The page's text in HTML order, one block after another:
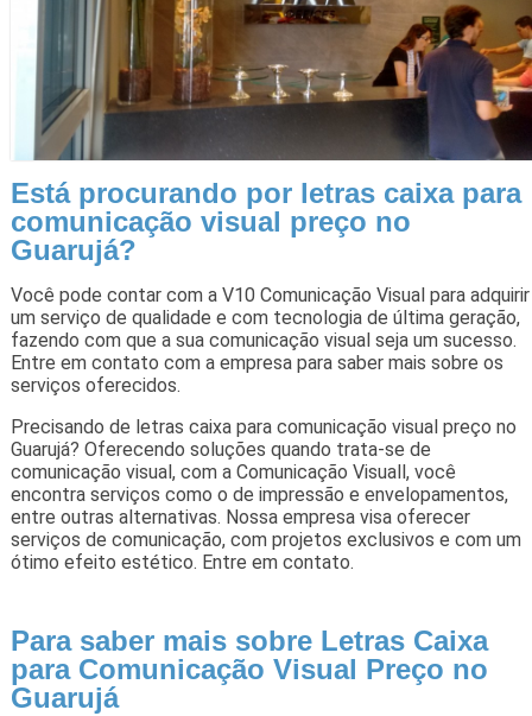
Está procurando por letras caixa para
comunicação visual preço no
Guarujá?
Você pode contar com a V10 Comunicação Visual para adquirir
um serviço de qualidade e com tecnologia de última geração,
fazendo com que a sua comunicação visual seja um sucesso.
Entre em contato com a empresa para saber mais sobre os
serviços oferecidos.
Precisando de letras caixa para comunicação visual preço no
Guarujá? Oferecendo soluções quando trata-se de
comunicação visual, com a Comunicação Visuall, você
encontra serviços como o de impressão e envelopamentos,
entre outras alternativas. Nossa empresa visa oferecer
serviços de comunicação, com projetos exclusivos e com um
ótimo efeito estético. Entre em contato.
Para saber mais sobre Letras Caixa
para Comunicação Visual Preço no
Guarujá